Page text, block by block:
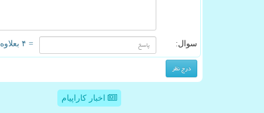
سوال: = ۴ بعلاوه ۱
اخبار کاراپیام